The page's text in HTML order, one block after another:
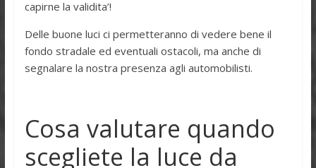
capirne la validita’!
Delle buone luci ci permetteranno di vedere bene il
fondo stradale ed eventuali ostacoli, ma anche di
segnalare la nostra presenza agli automobilisti.
Cosa valutare quando
scegliete la luce da